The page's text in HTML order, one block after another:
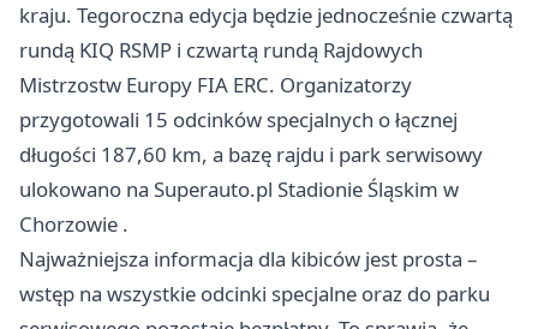
kraju. Tegoroczna edycja będzie jednocześnie czwartą
rundą KIQ RSMP i czwartą rundą Rajdowych
Mistrzostw Europy FIA ERC. Organizatorzy
przygotowali 15 odcinków specjalnych o łącznej
długości 187,60 km, a bazę rajdu i park serwisowy
ulokowano na Superauto.pl Stadionie Śląskim w
Chorzowie .
Najważniejsza informacja dla kibiców jest prosta –
wstęp na wszystkie odcinki specjalne oraz do parku